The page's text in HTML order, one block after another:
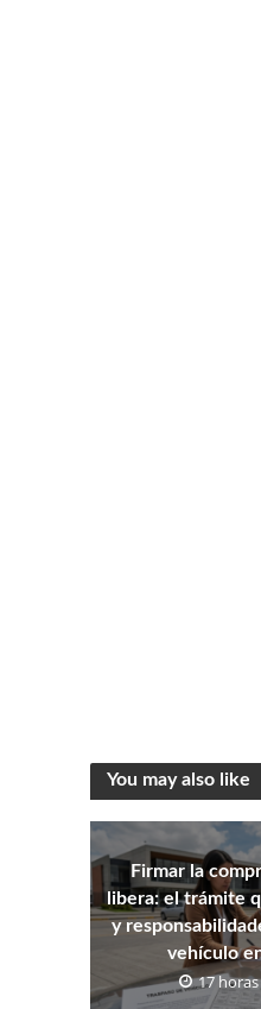
You may also like
Firmar la
libera: el trámite
y
vehículo
17